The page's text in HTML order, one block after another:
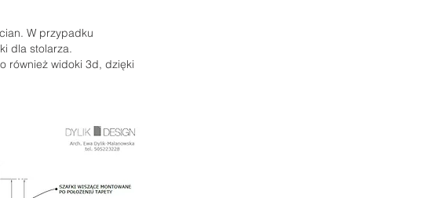
W przypadku
dla stolarza.
również widoki 3d, dzięki